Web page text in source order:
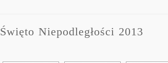
Święto Niepodległości 2013